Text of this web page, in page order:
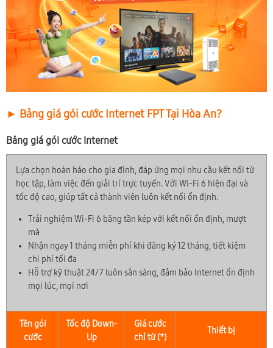
► Bảng giá gói cước Internet FPT Tại Hòa An?
Bảng giá gói cước Internet
Lựa chọn hoàn hảo cho gia đình, đáp ứng mọi nhu cầu kết nối từ
học tập, làm việc đến giải trí trực tuyến. Với Wi-Fi 6 hiện đại và
tốc độ cao, giúp tất cả thành viên luôn kết nối ổn định.
Trải nghiệm Wi-Fi 6 băng tần kép với kết nối ổn định, mượt
mà
Nhận ngay 1 tháng miễn phí khi đăng ký 12 tháng, tiết kiệm
chi phí tối đa
Hỗ trợ kỹ thuật 24/7 luôn sẵn sàng, đảm bảo Internet ổn định
mọi lúc, mọi nơi
Tên gói
cước
Tốc độ Down-
Up
Giá cước
chỉ từ (*)
Thiết bị